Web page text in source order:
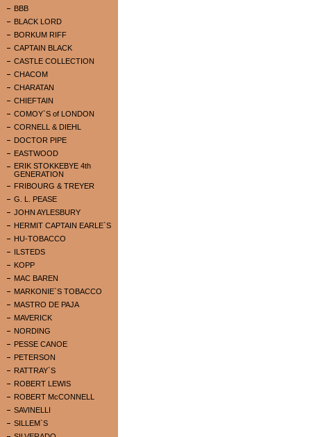
BBB
BLACK LORD
BORKUM RIFF
CAPTAIN BLACK
CASTLE COLLECTION
CHACOM
CHARATAN
CHIEFTAIN
COMOY`S of LONDON
CORNELL & DIEHL
DOCTOR PIPE
EASTWOOD
ERIK STOKKEBYE 4th
GENERATION
FRIBOURG & TREYER
G. L. PEASE
JOHN AYLESBURY
HERMIT CAPTAIN EARLE`S
HU-TOBACCO
ILSTEDS
KOPP
MAC BAREN
MARKONIE`S TOBACCO
MASTRO DE PAJA
MAVERICK
NORDING
PESSE CANOE
PETERSON
RATTRAY`S
ROBERT LEWIS
ROBERT McCONNELL
SAVINELLI
SILLEM`S